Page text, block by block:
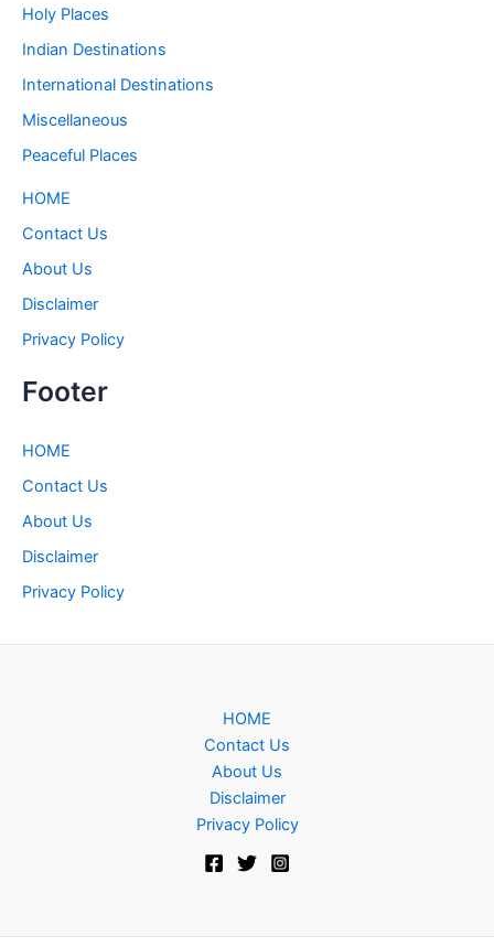
Holy Places
Indian Destinations
International Destinations
Miscellaneous
Peaceful Places
HOME
Contact Us
About Us
Disclaimer
Privacy Policy
Footer
HOME
Contact Us
About Us
Disclaimer
Privacy Policy
HOME
Contact Us
About Us
Disclaimer
Privacy Policy